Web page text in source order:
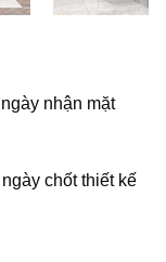
nhận mặt
chốt thiết kế